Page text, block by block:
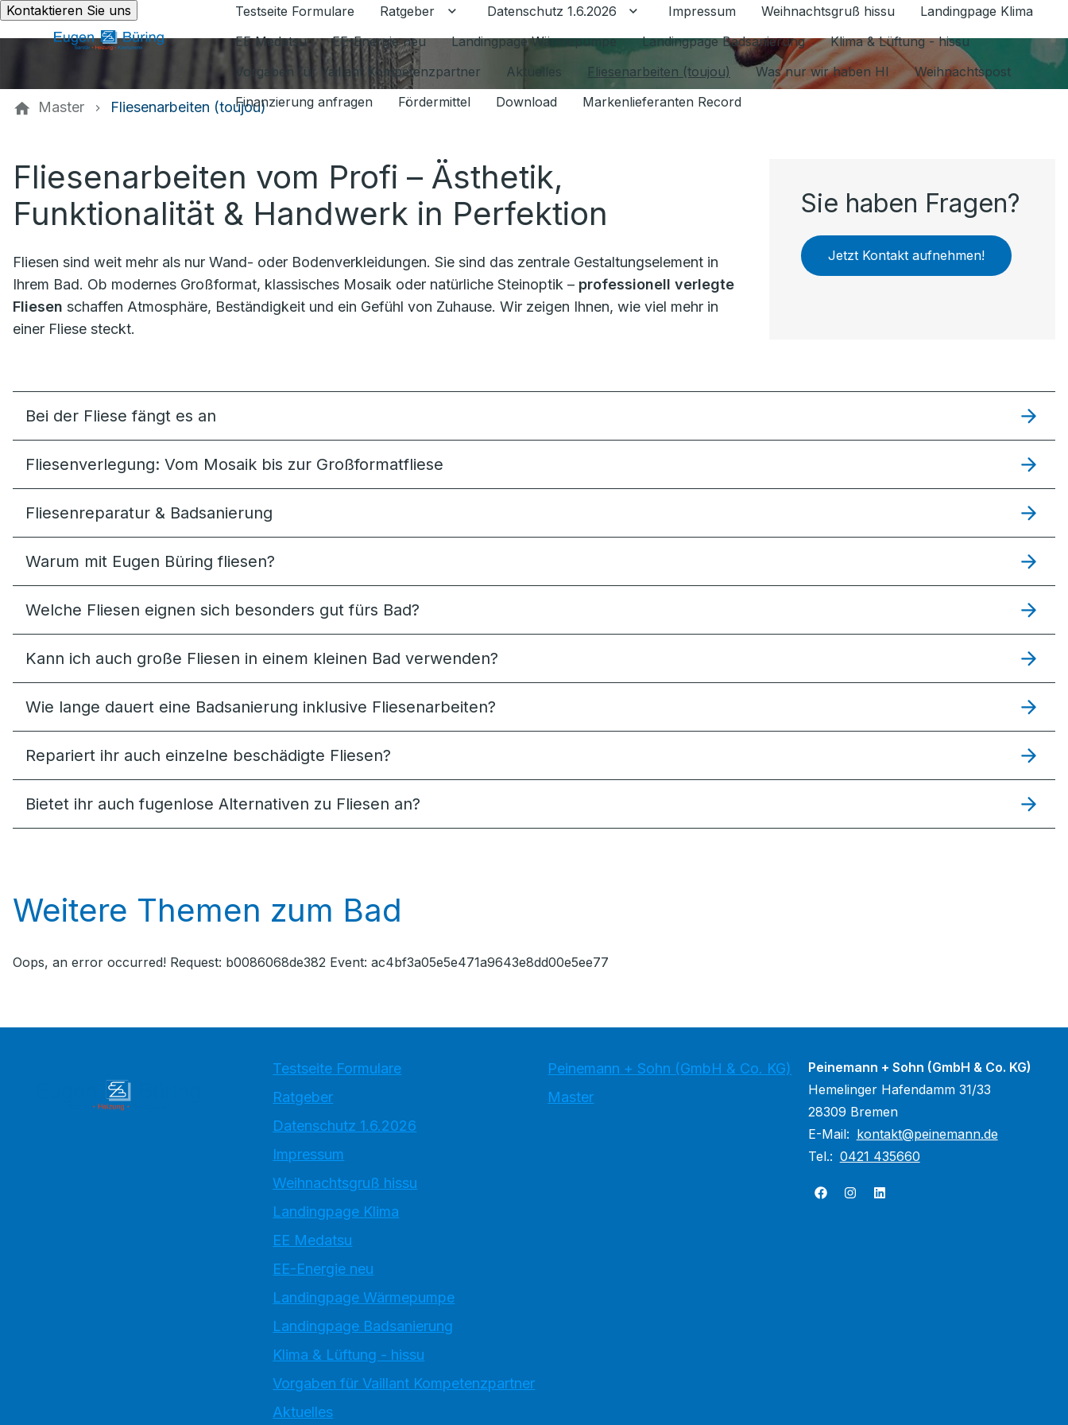
Kontaktieren Sie uns Testseite Formulare Ratgeber Untermenü für Ratgeber umschalten
Datenschutz 1.6.2026 Untermenü für Datenschutz 1.6.2026 umschalten
Impressum Weihnachtsgruß hissu
Landingpage Klima
EE Medatsu
EE-Energie neu Landingpage Wärmepumpe Landingpage Badsanierung
Klima & Lüftung - hissu
Vorgaben für Vaillant Kompetenzpartner
Aktuelles Fliesenarbeiten (toujou) Was nur wir haben HI
Weihnachtspost
Finanzierung anfragen
Fördermittel Download Markenlieferanten Record
Master Fliesenarbeiten (toujou)
Fliesenarbeiten vom Profi – Ästhetik,
Funktionalität & Handwerk in Perfektion
Fliesen sind weit mehr als nur Wand- oder Bodenverkleidungen. Sie sind das zentrale Gestaltungselement in
Ihrem Bad. Ob modernes Großformat, klassisches Mosaik oder natürliche Steinoptik – professionell verlegte
Fliesen schaffen Atmosphäre, Beständigkeit und ein Gefühl von Zuhause. Wir zeigen Ihnen, wie viel mehr in
einer Fliese steckt.
Sie haben Fragen?
Jetzt Kontakt aufnehmen!
Bei der Fliese fängt es an
Fliesenverlegung: Vom Mosaik bis zur Großformatfliese
Fliesenreparatur & Badsanierung
Warum mit Eugen Büring fliesen?
Welche Fliesen eignen sich besonders gut fürs Bad?
Kann ich auch große Fliesen in einem kleinen Bad verwenden?
Wie lange dauert eine Badsanierung inklusive Fliesenarbeiten?
Repariert ihr auch einzelne beschädigte Fliesen?
Bietet ihr auch fugenlose Alternativen zu Fliesen an?
Weitere Themen zum Bad
Oops, an error occurred! Request: b0086068de382 Event: ac4bf3a05e5e471a9643e8dd00e5ee77
Testseite Formulare
Ratgeber
Datenschutz 1.6.2026
Impressum
Weihnachtsgruß hissu
Landingpage Klima
EE Medatsu
EE-Energie neu
Landingpage Wärmepumpe
Landingpage Badsanierung
Klima & Lüftung - hissu
Vorgaben für Vaillant Kompetenzpartner
Aktuelles
Peinemann + Sohn (GmbH & Co. KG)
Master
Peinemann + Sohn (GmbH & Co. KG)
Hemelinger Hafendamm 31/33
28309 Bremen
E-Mail: kontakt@peinemann.de
Tel.: 0421 435660